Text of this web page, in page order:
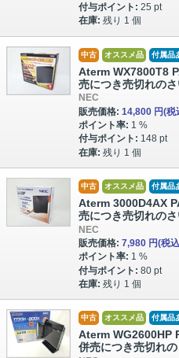
付与ポイント: 25 pt
在庫: 残り 1 個
中古 オススメ品 付属品
Aterm WX7800T8
売につき売切れのさ
NEC
販売価格: 14,800 円(税
ポイント率: 1 %
付与ポイント: 148 pt
在庫: 残り 1 個
中古 オススメ品 付属品
Aterm 3000D4AX
売につき売切れのさ
NEC
販売価格: 7,980 円(税
ポイント率: 1 %
付与ポイント: 80 pt
在庫: 残り 1 個
中古 オススメ品 付属品
Aterm WG2600HP
併売につき売切れの